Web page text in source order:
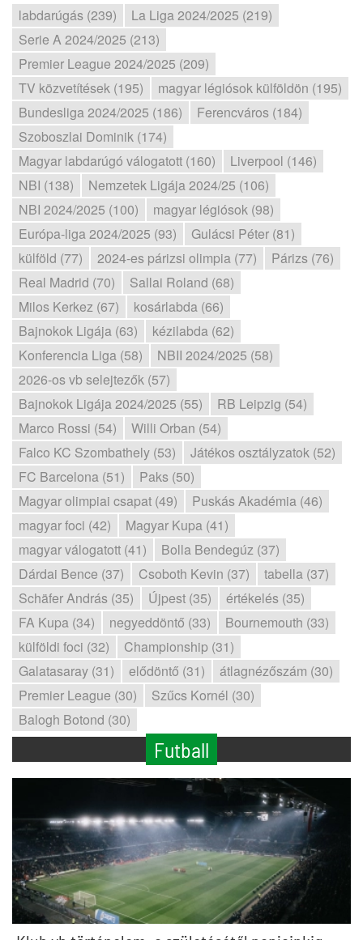
labdarúgás (239)
La Liga 2024/2025 (219)
Serie A 2024/2025 (213)
Premier League 2024/2025 (209)
TV közvetítések (195)
magyar légiósok külföldön (195)
Bundesliga 2024/2025 (186)
Ferencváros (184)
Szoboszlai Dominik (174)
Magyar labdarúgó válogatott (160)
Liverpool (146)
NBI (138)
Nemzetek Ligája 2024/25 (106)
NBI 2024/2025 (100)
magyar légiósok (98)
Európa-liga 2024/2025 (93)
Gulácsi Péter (81)
külföld (77)
2024-es párizsi olimpia (77)
Párizs (76)
Real Madrid (70)
Sallai Roland (68)
Milos Kerkez (67)
kosárlabda (66)
Bajnokok Ligája (63)
kézilabda (62)
Konferencia Liga (58)
NBII 2024/2025 (58)
2026-os vb selejtezők (57)
Bajnokok Ligája 2024/2025 (55)
RB Leipzig (54)
Marco Rossi (54)
Willi Orban (54)
Falco KC Szombathely (53)
Játékos osztályzatok (52)
FC Barcelona (51)
Paks (50)
Magyar olimpiai csapat (49)
Puskás Akadémia (46)
magyar foci (42)
Magyar Kupa (41)
magyar válogatott (41)
Bolla Bendegúz (37)
Dárdai Bence (37)
Csoboth Kevin (37)
tabella (37)
Schäfer András (35)
Újpest (35)
értékelés (35)
FA Kupa (34)
negyeddöntő (33)
Bournemouth (33)
külföldi foci (32)
Championship (31)
Galatasaray (31)
elődöntő (31)
átlagnézőszám (30)
Premier League (30)
Szűcs Kornél (30)
Balogh Botond (30)
Futball